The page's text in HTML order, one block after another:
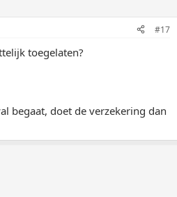
#17
toegelaten?
begaat, doet de verzekering dan